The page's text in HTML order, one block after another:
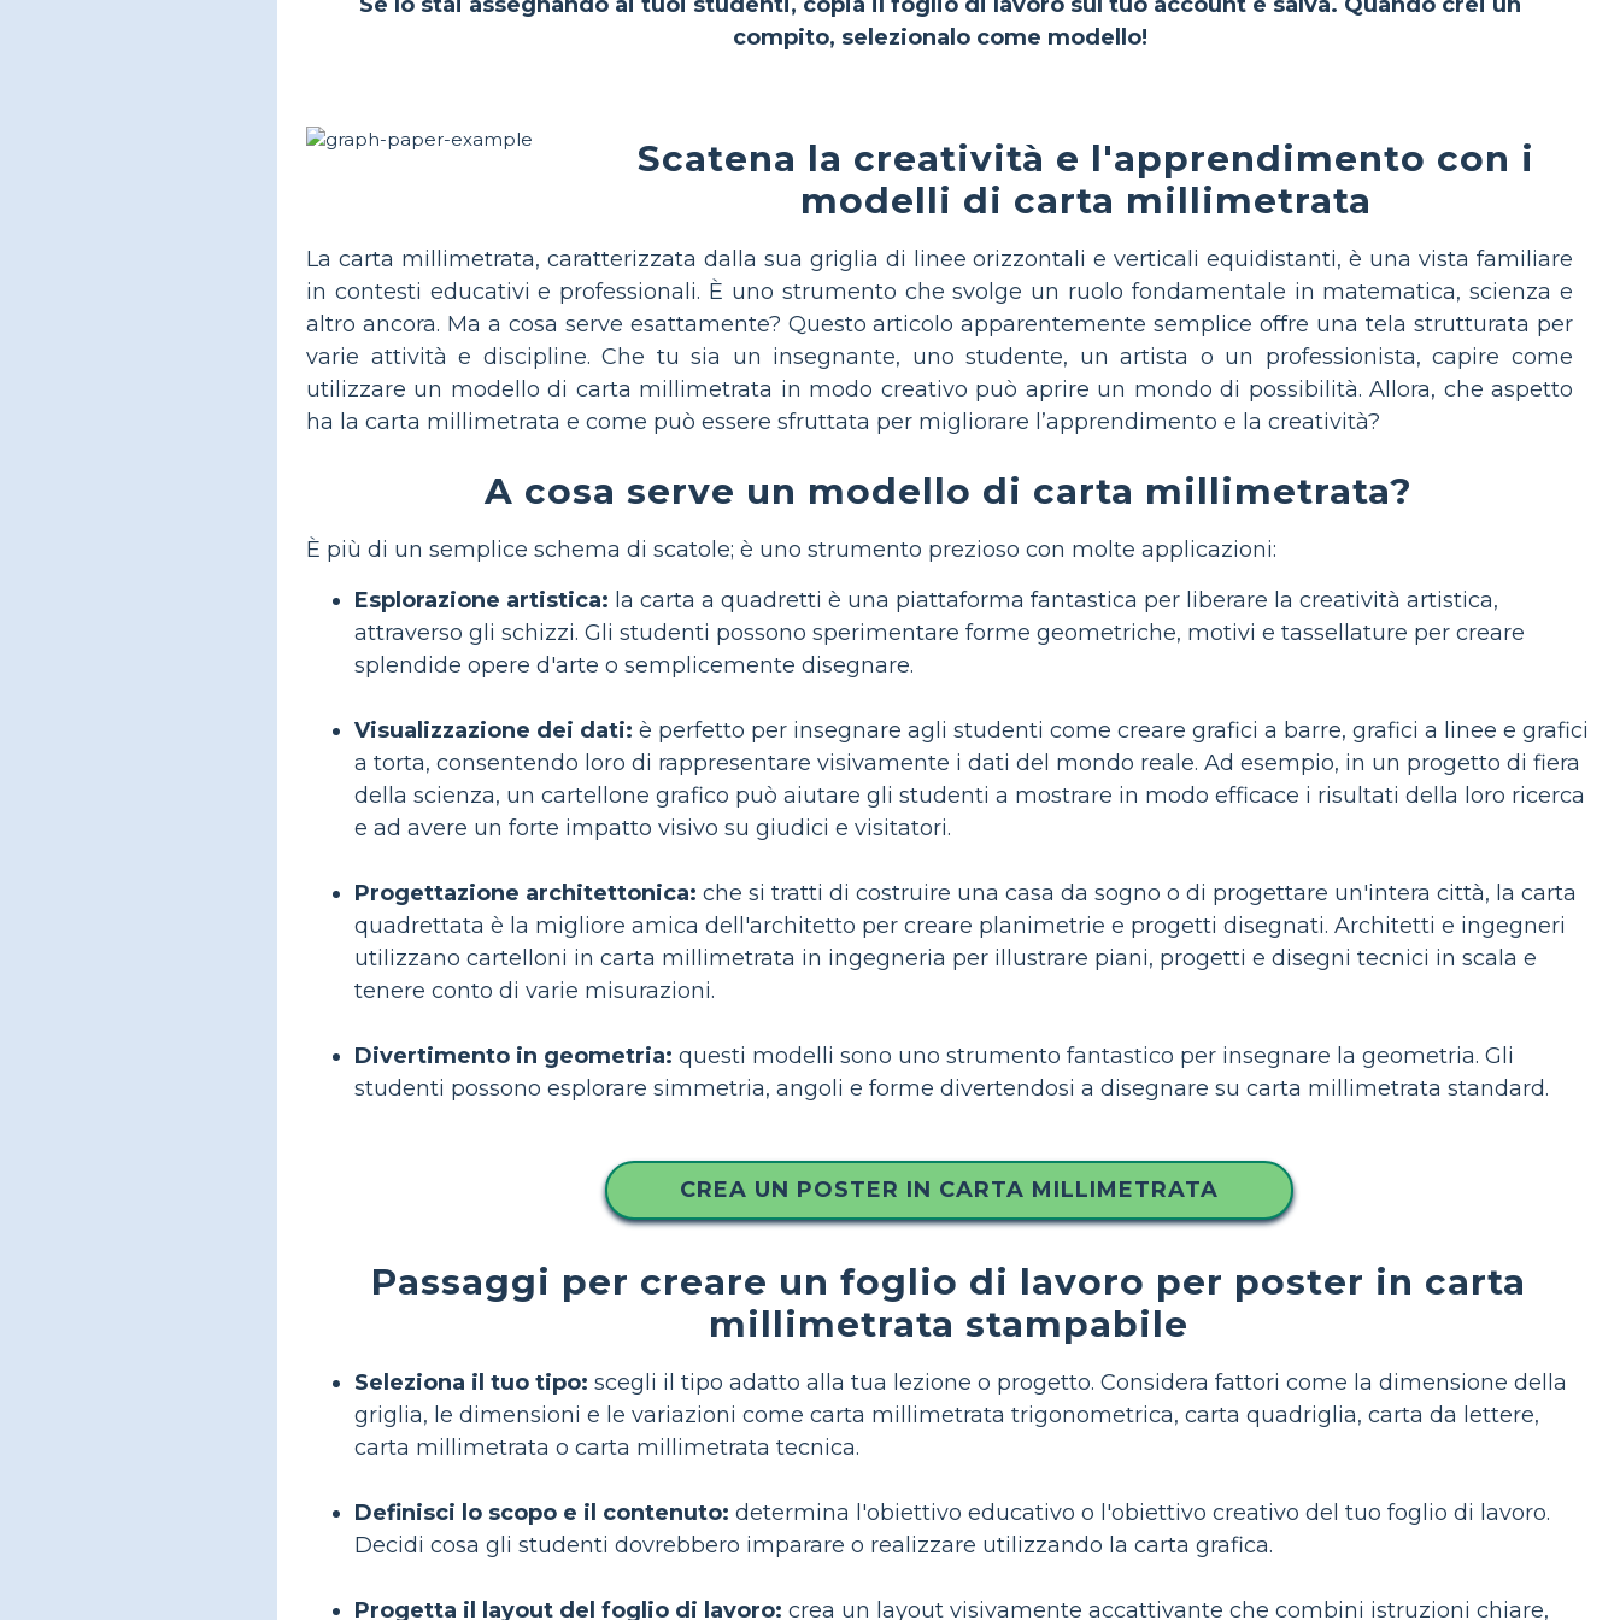
compito, selezionalo come modello!
Scatena la creatività e l'apprendimento con i
modelli di carta millimetrata
La carta millimetrata, caratterizzata dalla sua griglia di linee orizzontali e verticali equidistanti, è una vista familiare
in contesti educativi e professionali. È uno strumento che svolge un ruolo fondamentale in matematica, scienza e
altro ancora. Ma a cosa serve esattamente? Questo articolo apparentemente semplice offre una tela strutturata per
varie attività e discipline. Che tu sia un insegnante, uno studente, un artista o un professionista, capire come
utilizzare un modello di carta millimetrata in modo creativo può aprire un mondo di possibilità. Allora, che aspetto
ha la carta millimetrata e come può essere sfruttata per migliorare l’apprendimento e la creatività?
A cosa serve un modello di carta millimetrata?
È più di un semplice schema di scatole; è uno strumento prezioso con molte applicazioni:
Esplorazione artistica: la carta a quadretti è una piattaforma fantastica per liberare la creatività artistica,
attraverso gli schizzi. Gli studenti possono sperimentare forme geometriche, motivi e tassellature per creare
splendide opere d'arte o semplicemente disegnare.
Visualizzazione dei dati: è perfetto per insegnare agli studenti come creare grafici a barre, grafici a linee e grafici
a torta, consentendo loro di rappresentare visivamente i dati del mondo reale. Ad esempio, in un progetto di fiera
della scienza, un cartellone grafico può aiutare gli studenti a mostrare in modo efficace i risultati della loro ricerca
e ad avere un forte impatto visivo su giudici e visitatori.
Progettazione architettonica: che si tratti di costruire una casa da sogno o di progettare un'intera città, la carta
quadrettata è la migliore amica dell'architetto per creare planimetrie e progetti disegnati. Architetti e ingegneri
utilizzano cartelloni in carta millimetrata in ingegneria per illustrare piani, progetti e disegni tecnici in scala e
tenere conto di varie misurazioni.
Divertimento in geometria: questi modelli sono uno strumento fantastico per insegnare la geometria. Gli
studenti possono esplorare simmetria, angoli e forme divertendosi a disegnare su carta millimetrata standard.
CREA UN POSTER IN CARTA MILLIMETRATA
Passaggi per creare un foglio di lavoro per poster in carta
millimetrata stampabile
Seleziona il tuo tipo: scegli il tipo adatto alla tua lezione o progetto. Considera fattori come la dimensione della
griglia, le dimensioni e le variazioni come carta millimetrata trigonometrica, carta quadriglia, carta da lettere,
carta millimetrata o carta millimetrata tecnica.
Definisci lo scopo e il contenuto: determina l'obiettivo educativo o l'obiettivo creativo del tuo foglio di lavoro.
Decidi cosa gli studenti dovrebbero imparare o realizzare utilizzando la carta grafica.
Progetta il layout del foglio di lavoro: crea un layout visivamente accattivante che combini istruzioni chiare,